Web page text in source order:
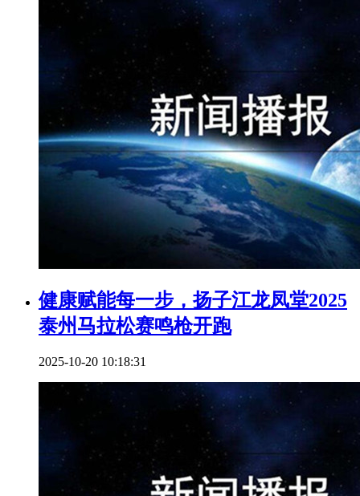
健康赋能每一步，扬子江龙凤堂2025
泰州马拉松赛鸣枪开跑
2025-10-20 10:18:31